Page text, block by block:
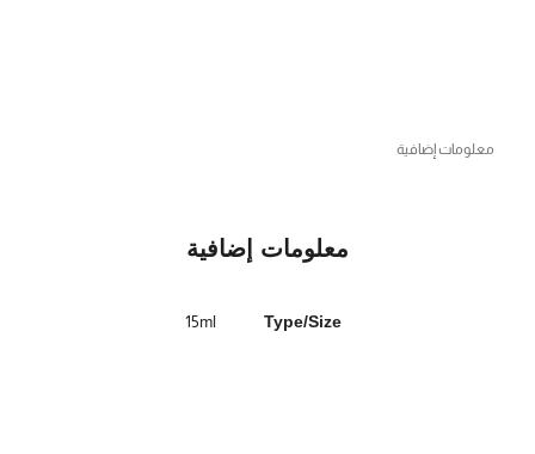
معلومات إضافية
معلومات إضافية
Type/Size
15ml